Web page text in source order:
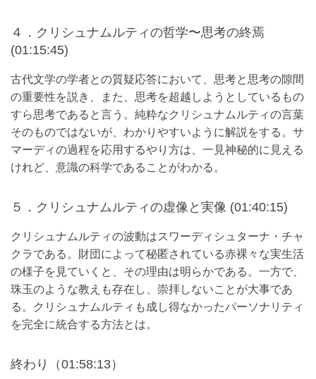
４．クリシュナムルティの哲学〜思考の終焉
(01:15:45)
古代文学の学者との質疑応答において、思考と思考の隙間
の重要性を説き、また、思考を超越しようとしているもの
すら思考であると言う。純粋なクリシュナムルティの言葉
そのものではないが、わかりやすいように解説をする。サ
マーディの過程を応用するやり方は、一見神秘的に見える
けれど、意識の科学であることがわかる。
５．クリシュナムルティの虚像と実像 (01:40:15)
クリシュナムルティの波動はスワーディシュターナ・チャ
クラである。財団によって秘匿されている赤裸々な実生活
の様子を見ていくと、その理由は明らかである。一方で、
珠玉のような教えも存在し、崇拝しないことが大事であ
る。クリシュナムルティも成し得なかったパーソナリティ
を完全に統合する方法とは。
終わり（01:58:13）